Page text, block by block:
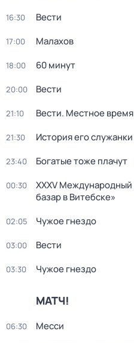
16:30 Вести
17:00 Малахов
18:00 60 минут
20:00 Вести
21:10 Вести. Местное время
21:30 История его служанки
23:40 Богатые тоже плачут
00:30
XXXV
базар в Витебске»
02:05 Чужое гнездо
03:00 Вести
03:30 Чужое гнездо
МАТЧ!
06:30 Месси